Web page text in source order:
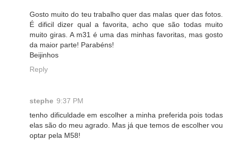
Gosto muito do teu trabalho quer das malas quer das fotos.
É dificil dizer qual a favorita, acho que são todas muito
muito giras. A m31 é uma das minhas favoritas, mas gosto
da maior parte! Parabéns!
Beijinhos
Reply
stephe 9:37 PM
tenho dificuldade em escolher a minha preferida pois todas
elas são do meu agrado. Mas já que temos de escolher vou
optar pela M58!